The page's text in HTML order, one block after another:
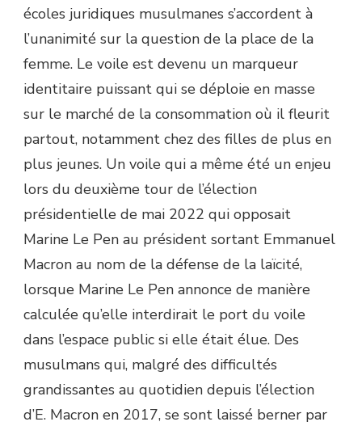
écoles juridiques musulmanes s’accordent à
l’unanimité sur la question de la place de la
femme. Le voile est devenu un marqueur
identitaire puissant qui se déploie en masse
sur le marché de la consommation où il fleurit
partout, notamment chez des filles de plus en
plus jeunes. Un voile qui a même été un enjeu
lors du deuxième tour de l’élection
présidentielle de mai 2022 qui opposait
Marine Le Pen au président sortant Emmanuel
Macron au nom de la défense de la laïcité,
lorsque Marine Le Pen annonce de manière
calculée qu’elle interdirait le port du voile
dans l’espace public si elle était élue. Des
musulmans qui, malgré des difficultés
grandissantes au quotidien depuis l’élection
d’E. Macron en 2017, se sont laissé berner par